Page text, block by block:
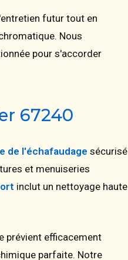
futur tout en
Nous
pour s'accorder
67240
de l'échafaudage sécurisé
et menuiseries
inclut un nettoyage haute
prévient efficacement
parfaite. Notre